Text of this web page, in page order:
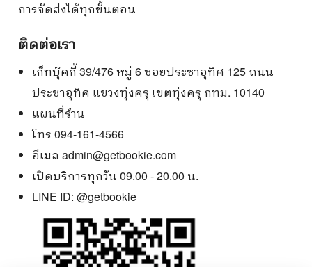
การจัดส่งได้ทุกขั้นตอน
ติดต่อเรา
เก็ทบุ๊คกี้ 39/476 หมู่ 6 ซอยประชาอุทิศ 125 ถนน
ประชาอุทิศ แขวงทุ่งครุ เขตทุ่งครุ กทม. 10140
แผนที่ร้าน
โทร 094-161-4566
อีเมล admin@getbookie.com
เปิดบริการทุกวัน 09.00 - 20.00 น.
LINE ID: @getbookie